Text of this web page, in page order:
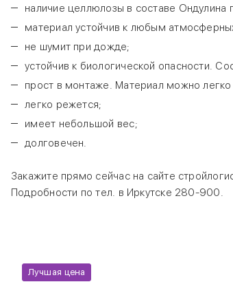
наличие целлюлозы в составе Ондулина
материал устойчив к любым
не шумит при дожде;
устойчив к биологической опасности.
прост в монтаже. Материал можно
легко режется;
имеет небольшой вес;
долговечен.
Закажите прямо сейчас на сайте
Подробности по тел. в Иркутске 280-900.
Лучшая цена
код00000023227